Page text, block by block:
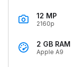
12 MP
2160p
2 GB RAM
Apple A9